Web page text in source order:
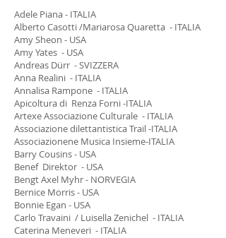
Adele Piana - ITALIA
Alberto Casotti /Mariarosa Quaretta - ITALIA
Amy Sheon - USA
Amy Yates - USA
Andreas Dürr - SVIZZERA
Anna Realini - ITALIA
Annalisa Rampone - ITALIA
Apicoltura di Renza Forni -ITALIA
Artexe Associazione Culturale - ITALIA
Associazione dilettantistica Trail -ITALIA
Associazionene Musica Insieme-ITALIA
Barry Cousins - USA
Benef Direktor - USA
Bengt Axel Myhr - NORVEGIA
Bernice Morris - USA
Bonnie Egan - USA
Carlo Travaini / Luisella Zenichel - ITALIA
Caterina Meneveri - ITALIA